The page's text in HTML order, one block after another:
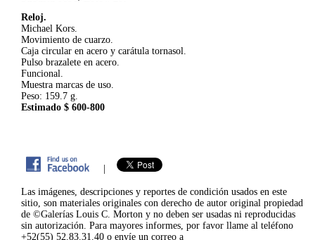
Reloj.
Michael Kors.
Movimiento de cuarzo.
Caja circular en acero y carátula tornasol.
Pulso brazalete en acero.
Funcional.
Muestra marcas de uso.
Peso: 159.7 g.
Estimado $ 600-800
|
Las imágenes, descripciones y reportes de condición usados en este
sitio, son materiales originales con derecho de autor original propiedad
de ©Galerías Louis C. Morton y no deben ser usadas ni reproducidas
sin autorización. Para mayores informes, por favor llame al teléfono
+52(55) 52.83.31.40 o envíe un correo a